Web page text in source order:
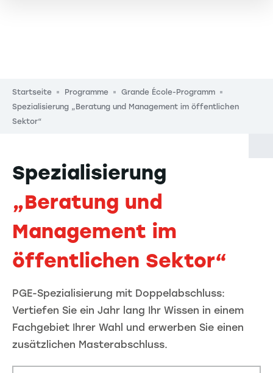
Pfadnavigation
Startseite Programme
Grande École-Programm
Spezialisierung „Beratung und Management im öffentlichen
Sektor“
Spezialisierung
„Beratung und
Management im
öffentlichen Sektor“
PGE-Spezialisierung mit Doppelabschluss:
Vertiefen Sie ein Jahr lang Ihr Wissen in einem
Fachgebiet Ihrer Wahl und erwerben Sie einen
zusätzlichen Masterabschluss.